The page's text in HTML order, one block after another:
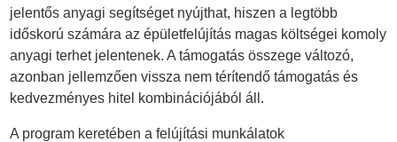
jelentős anyagi segítséget nyújthat, hiszen a legtöbb
időskorú számára az épületfelújítás magas költségei komoly
anyagi terhet jelentenek. A támogatás összege változó,
azonban jellemzően vissza nem térítendő támogatás és
kedvezményes hitel kombinációjából áll.
A program keretében a felújítási munkálatok